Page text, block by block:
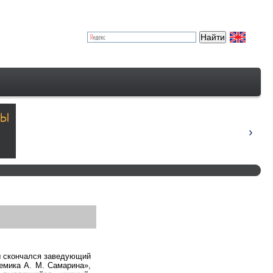
скончался заведующий
А. М. Самарина»,